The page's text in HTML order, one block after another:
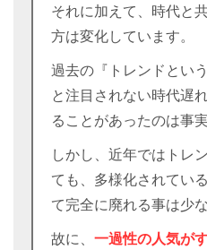
それに加えて、時代と
方は変化しています。
過去の『トレンドとい
と注目されない時代遅
ることがあったのは事実
しかし、近年ではトレ
ても、多様化されてい
て完全に廃れる事は少
故に、 一過性の人気が